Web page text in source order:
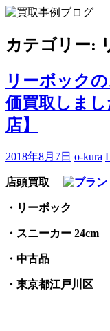
Skip
content
ポイントや高額買取
カテゴリー:
リーボック
価買取しま
店】
2018年8月7日 o-kura
店頭買取
・リーボック
・スニーカー 24cm
・中古品
・東京都江戸川区